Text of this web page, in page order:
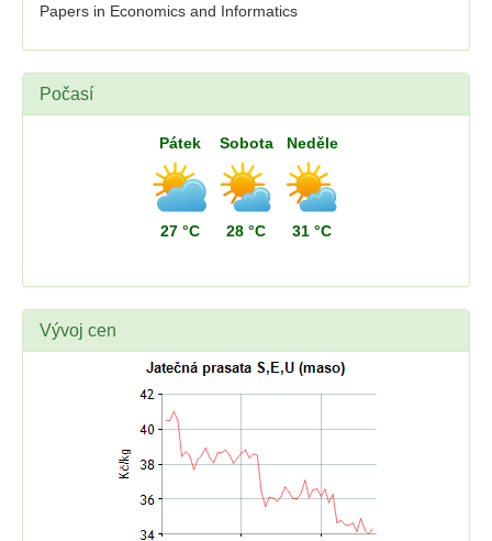
Papers in Economics and Informatics
Počasí
Pátek
27 °C
Sobota
28 °C
Neděle
31 °C
Vývoj cen